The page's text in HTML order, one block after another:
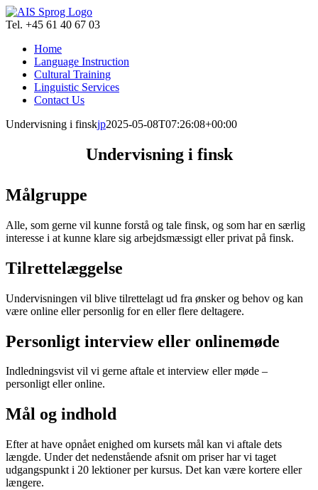
Skip
to
Tel. +45 61 40 67 03
Home
Language Instruction
Cultural Training
Linguistic Services
Contact Us
Undervisning i finskjp2025-05-08T07:26:08+00:00
Undervisning i finsk
Målgruppe
Alle, som gerne vil kunne forstå og tale finsk, og som har en særlig
interesse i at kunne klare sig arbejdsmæssigt eller privat på finsk.
Tilrettelæggelse
Undervisningen vil blive tilrettelagt ud fra ønsker og behov og kan
være online eller personlig for en eller flere deltagere.
Personligt interview eller onlinemøde
Indledningsvist vil vi gerne aftale et interview eller møde –
personligt eller online.
Mål og indhold
Efter at have opnået enighed om kursets mål kan vi aftale dets
længde. Under det nedenstående afsnit om priser har vi taget
udgangspunkt i 20 lektioner per kursus. Det kan være kortere eller
længere.